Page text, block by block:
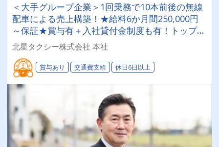
＜大手グループ企業＞1回乗務で10本前後の無線
配車による売上構築！★給料6か月間250,000円
～保証★賞与有＋入社貸付金制度も有！トップド
ライバーは月給500,000円以上◎未経験者応募OK
のタクシー会社
北星タクシー株式会社 本社
賞与あり 交通費支給 休日6日以上